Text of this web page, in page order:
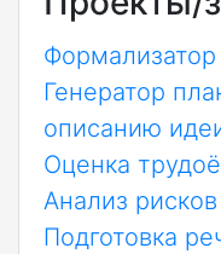
Формализатор
Генератор
описанию
Оценка
Анализ
Подготовка